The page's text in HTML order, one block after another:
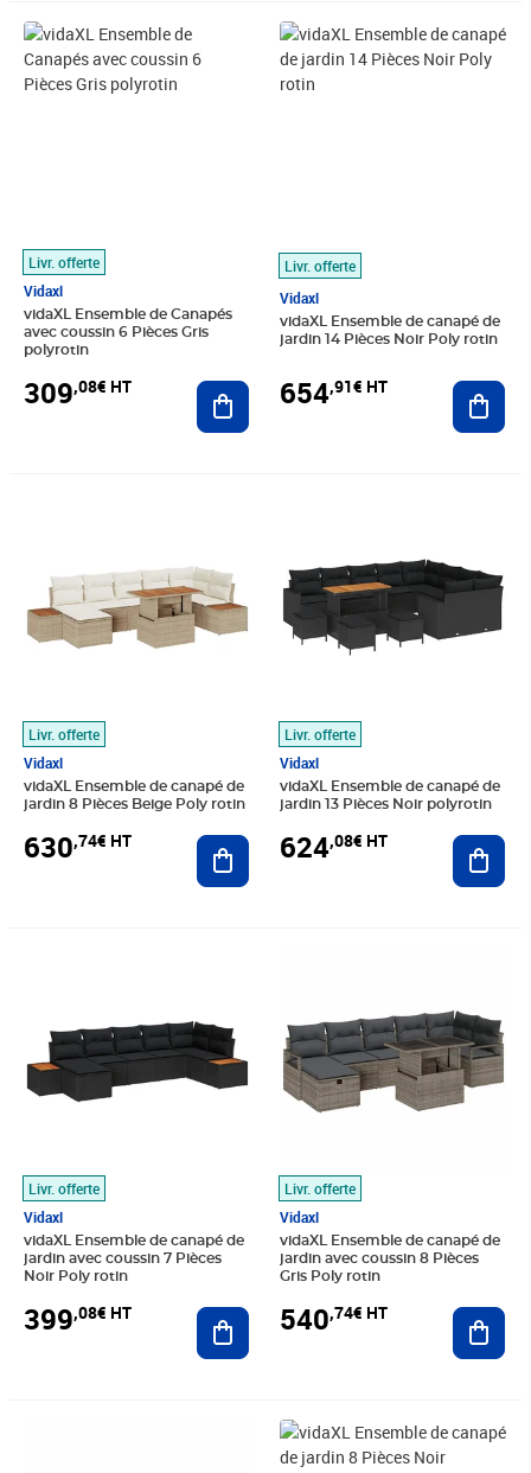
Livr. offerte
Vidaxl
vidaXL Ensemble de Canapés
avec coussin 6 Pièces Gris
polyrotin
309,08€ HT
Prix 309,08€ HT
Ajouter au panier
Livr. offerte
Vidaxl
vidaXL Ensemble de canapé de
jardin 14 Pièces Noir Poly rotin
654,91€ HT
Prix 654,91€ HT
Livr. offerte
Vidaxl
vidaXL Ensemble de canapé de
jardin 8 Pièces Beige Poly rotin
630,74€ HT Ajouter au panier
Livr. offerte
Vidaxl
vidaXL Ensemble de canapé de
jardin 13 Pièces Noir polyrotin
624,08€ HT
Livr. offerte
Vidaxl
vidaXL Ensemble de canapé de
jardin avec coussin 7 Pièces
Noir Poly rotin
399,08€ HT Ajouter au panier
Livr. offerte
Vidaxl
vidaXL Ensemble de canapé de
jardin avec coussin 8 Pièces
Gris Poly rotin
540,74€ HT
Prix 401,58€ HT